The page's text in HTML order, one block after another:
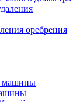
оребрения